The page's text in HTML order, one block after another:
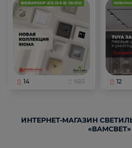
14 683 12
ИНТЕРНЕТ-МАГАЗИН
«ВАМСВЕТ»